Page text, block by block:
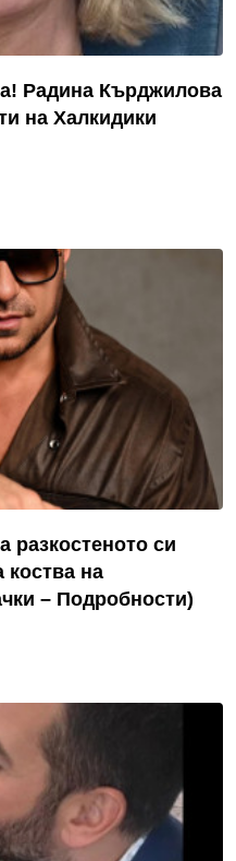
Радина Кърджилова
на Халкидики
разкостеното си
коства на
– Подробности)